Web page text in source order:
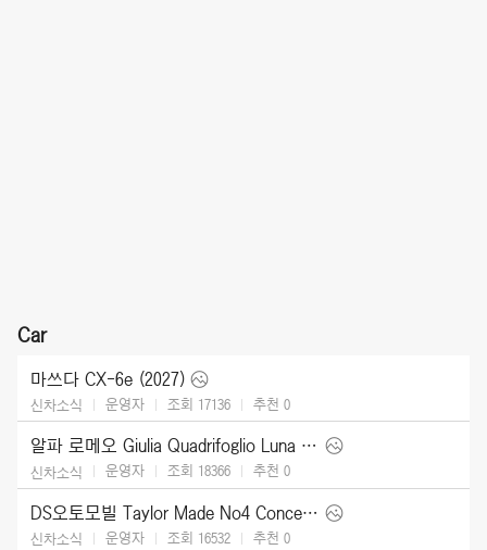
Car
마쓰다 CX-6e (2027)
신차소식 운영자 조회 17136 추천 0
알파 로메오 Giulia Quadrifoglio Luna Rossa (2026)
신차소식 운영자 조회 18366 추천 0
DS오토모빌 Taylor Made No4 Concept (2026)
신차소식 운영자 조회 16532 추천 0